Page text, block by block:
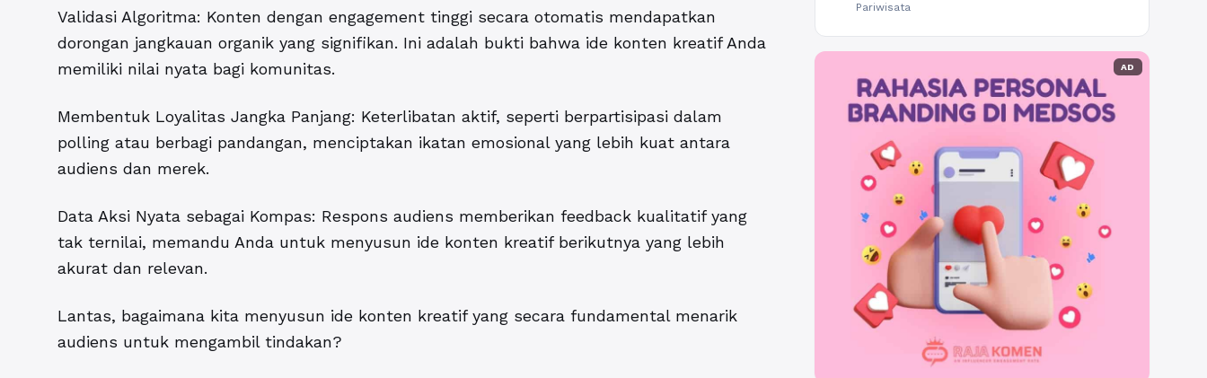
Validasi Algoritma: Konten dengan engagement tinggi secara otomatis mendapatkan
dorongan jangkauan organik yang signifikan. Ini adalah bukti bahwa ide konten kreatif Anda
memiliki nilai nyata bagi komunitas.
Membentuk Loyalitas Jangka Panjang: Keterlibatan aktif, seperti berpartisipasi dalam
polling atau berbagi pandangan, menciptakan ikatan emosional yang lebih kuat antara
audiens dan merek.
Data Aksi Nyata sebagai Kompas: Respons audiens memberikan feedback kualitatif yang
tak ternilai, memandu Anda untuk menyusun ide konten kreatifberikutnya yang lebih
akurat dan relevan.
Lantas, bagaimana kita menyusun ide konten kreatif yang secara fundamental menarik
audiens untuk mengambil tindakan?
Pariwisata
AD